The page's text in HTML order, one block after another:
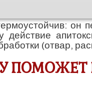
он
действие
(отвар,